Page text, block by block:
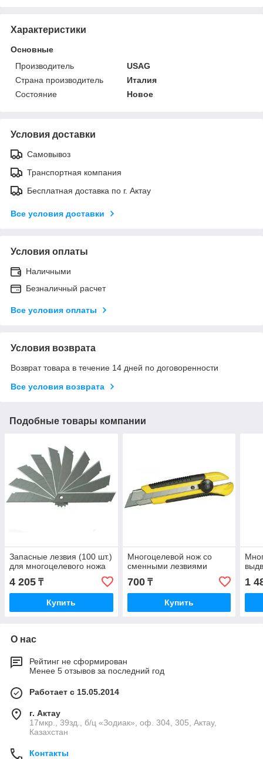
Характеристики
Основные
Производитель
USAG
Страна производитель
Италия
Состояние
Новое
Условия доставки
Самовывоз
Транспортная компания
Бесплатная доставка по г. Актау
Все условия доставки
Условия оплаты
Наличными
Безналичный расчет
Все условия оплаты
Условия возврата
Возврат товара в течение 14 дней по договоренности
Все условия возврата
Подобные товары компании
Запасные лезвия (100 шт.)
для многоцелевого ножа
4 205 ₸
Купить
Многоцелевой нож со
сменными лезвиями
700₸
Купить
1
О нас
Рейтинг не сформирован
Менее 5 отзывов за последний год
Работает с 15.05.2014
г. Актау
17мкр., 39зд., б/ц «Зодиак», оф. 304, 305, Актау,
Казахстан
Контакты